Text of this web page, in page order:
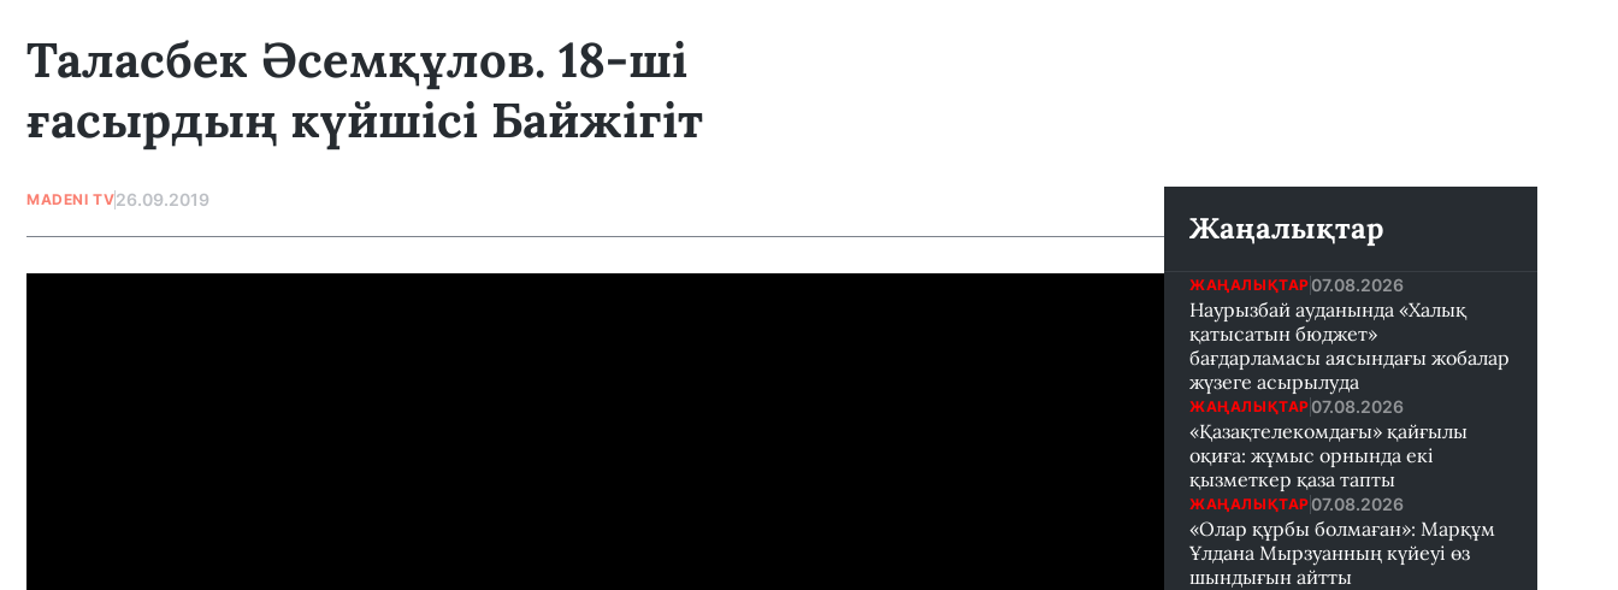
Таласбек Әсемқұлов. 18-ші
ғасырдың күйшісі Байжігіт
MADENI TV26.09.2019
Жаңалықтар
ЖАҢАЛЫҚТАР 07.08.2026
Наурызбай ауданында «Халық
қатысатын бюджет»
бағдарламасы аясындағы жобалар
жүзеге асырылуда
ЖАҢАЛЫҚТАР 07.08.2026
«Қазақтелекомдағы» қайғылы
оқиға: жұмыс орнында екі
қызметкер қаза тапты
ЖАҢАЛЫҚТАР 07.08.2026
«Олар құрбы болмаған»: Марқұм
Ұлдана Мырзуанның күйеуі өз
шындығын айтты